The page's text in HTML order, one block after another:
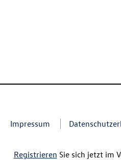
Impressum
Registrieren Sie sich jetzt im